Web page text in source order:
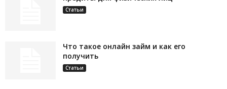
Статьи
Что такое онлайн займ и как его
получить
Статьи